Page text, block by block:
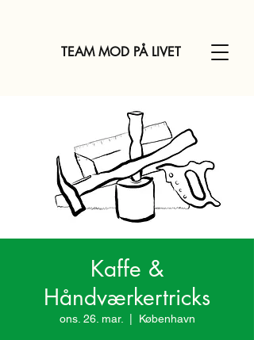
TEAM MOD PÅ LIVET
Kaffe &
Håndværkertricks
ons. 26. mar. København